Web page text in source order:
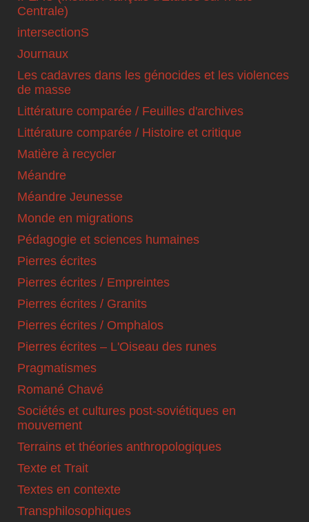
Centrale)
intersectionS
Journaux
Les cadavres dans les génocides et les violences
de masse
Littérature comparée / Feuilles d'archives
Littérature comparée / Histoire et critique
Matière à recycler
Méandre
Méandre Jeunesse
Monde en migrations
Pédagogie et sciences humaines
Pierres écrites
Pierres écrites / Empreintes
Pierres écrites / Granits
Pierres écrites / Omphalos
Pierres écrites – L'Oiseau des runes
Pragmatismes
Romané Chavé
Sociétés et cultures post-soviétiques en
mouvement
Terrains et théories anthropologiques
Texte et Trait
Textes en contexte
Transphilosophiques